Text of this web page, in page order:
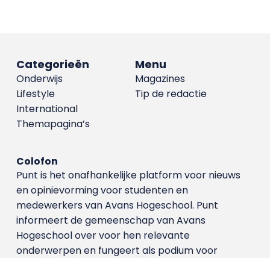
Menu
Magazines
Tip de redactie
Categorieën
Onderwijs
Lifestyle
International
Themapagina’s
Colofon
Punt is het onafhankelijke platform voor nieuws
en opinievorming voor studenten en
medewerkers van Avans Hoge­school. Punt
informeert de gemeenschap van Avans
Hogeschool over voor hen relevante
onderwerpen en fungeert als podium voor